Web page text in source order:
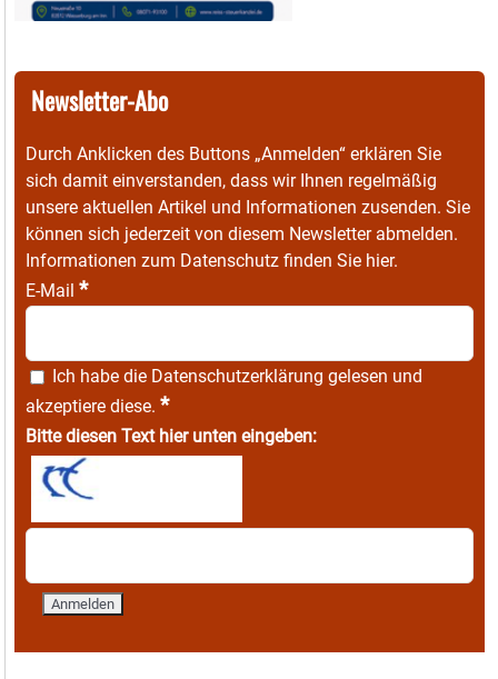
Newsletter-Abo
Durch Anklicken des Buttons „Anmelden“ erklären Sie
sich damit einverstanden, dass wir Ihnen regelmäßig
unsere aktuellen Artikel und Informationen zusenden. Sie
können sich jederzeit von diesem Newsletter abmelden.
Informationen zum Datenschutz finden Sie hier.
E-Mail *
Ich habe die Datenschutzerklärung gelesen und
akzeptiere diese. *
Bitte diesen Text hier unten eingeben: